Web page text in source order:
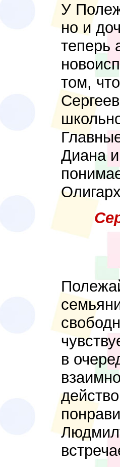
У
но и
теперь
том,
Диана
в